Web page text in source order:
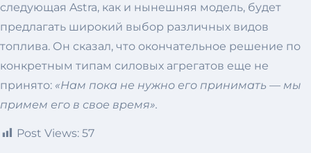
следующая Astra, как и нынешняя модель, будет
предлагать широкий выбор различных видов
топлива. Он сказал, что окончательное решение по
конкретным типам силовых агрегатов еще не
принято: «Нам пока не нужно его принимать — мы
примем его в свое время».
Post Views: 57